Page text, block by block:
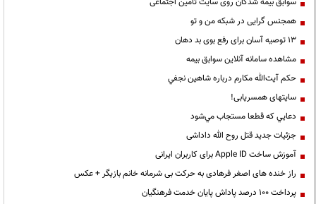
همجنس گرایی در شبکه من و تو
13 توصیه آسان برای رفع بوی بد دهان
مشاهده سامانه آنلاين سوابق بیمه
حكم آيت‌الله مكارم درباره شاهين نجفي
سایتهای همسریابی!
دعايي كه قطعا مستجاب مي‌شود
جزئیات جدید قتل روح الله داداشی
آموزش ساخت Apple ID برای کاربران ایرانی
راز خنده های اصغر فرهادی به حرکت بی شرمانه خانم بازیگر + عکس
پرداخت ۱۰۰ درصد پاداش پایان خدمت فرهنگیان